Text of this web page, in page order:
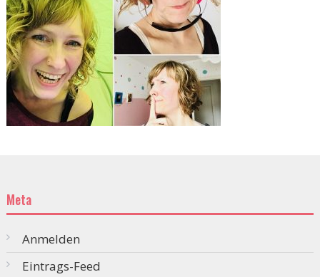
Meta
Anmelden
Eintrags-Feed